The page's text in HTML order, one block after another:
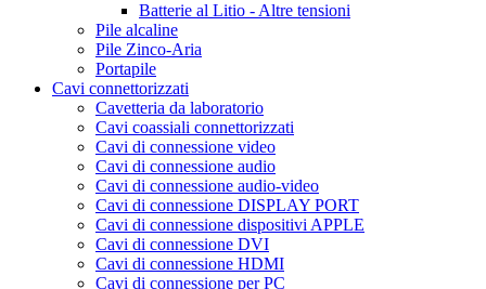
Batterie al Litio - Altre tensioni
Pile alcaline
Pile Zinco-Aria
Portapile
Cavi connettorizzati
Cavetteria da laboratorio
Cavi coassiali connettorizzati
Cavi di connessione video
Cavi di connessione audio
Cavi di connessione audio-video
Cavi di connessione DISPLAY PORT
Cavi di connessione dispositivi APPLE
Cavi di connessione DVI
Cavi di connessione HDMI
Cavi di connessione per PC